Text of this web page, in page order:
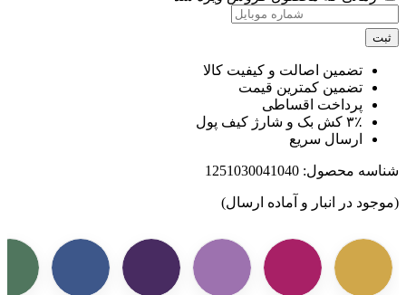
تضمین اصالت و کیفیت کالا
تضمین کمترین قیمت
پرداخت اقساطی
۳٪ کش بک و شارژ کیف پول
ارسال سریع
محصول:1251030041040
در انبار و آماده ارسال)